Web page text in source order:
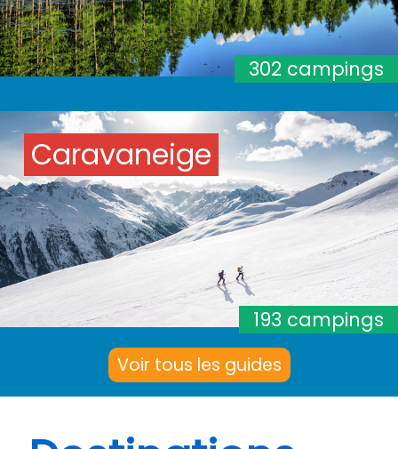
302 campings
Caravaneige
193 campings
Voir tous les guides